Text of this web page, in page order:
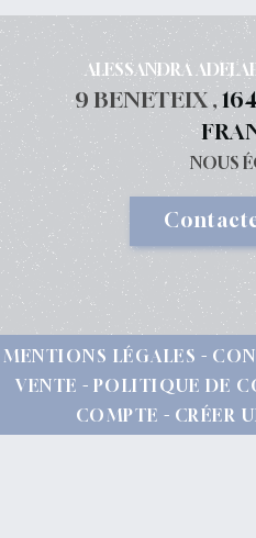
ALESSANDRA
9 BENETEIX ,
NOUS
MENTIONS LÉGALES
VENTE
POLITIQUE DE
COMPTE
CRÉER